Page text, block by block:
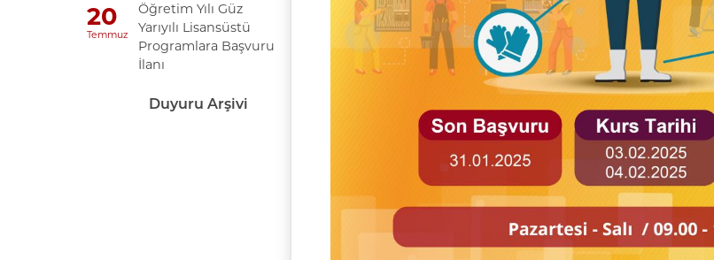
20
Temmuz
Öğretim Yılı Güz
Yarıyılı Lisansüstü
Programlara Başvuru
İlanı
Duyuru Arşivi